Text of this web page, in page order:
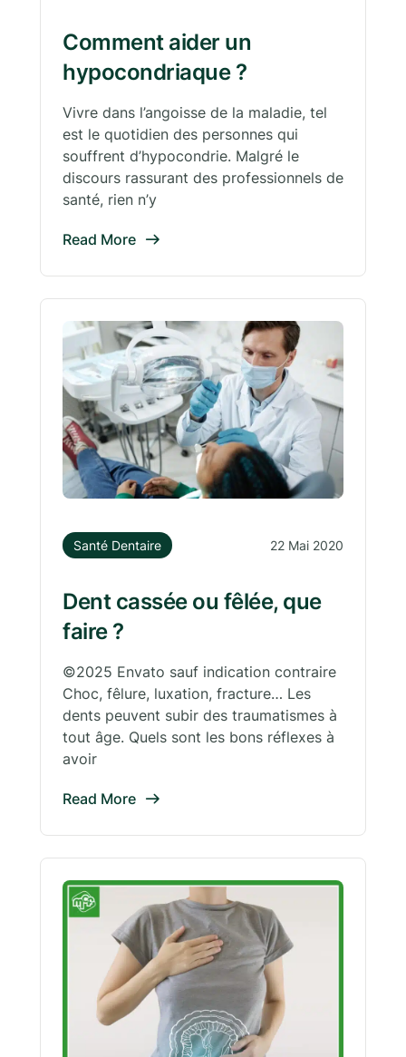
Comment aider un
hypocondriaque ?
Vivre dans l’angoisse de la maladie, tel
est le quotidien des personnes qui
souffrent d’hypocondrie. Malgré le
discours rassurant des professionnels de
santé, rien n’y
Read More
Santé Dentaire 22 Mai 2020
Dent cassée ou fêlée, que
faire ?
©2025 Envato sauf indication contraire
Choc, fêlure, luxation, fracture… Les
dents peuvent subir des traumatismes à
tout âge. Quels sont les bons réflexes à
avoir
Read More